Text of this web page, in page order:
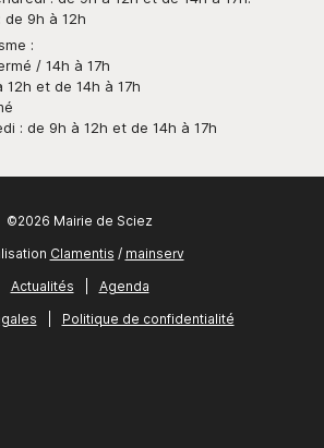
de 9h à 12h
:
/ 14h à 17h
12h et de 14h à 17h
: de 9h à 12h et de 14h à 17h
©2026 Mairie de Sciez
Clamentis / mainserv
Actualités
Agenda
Politique de confidentialité